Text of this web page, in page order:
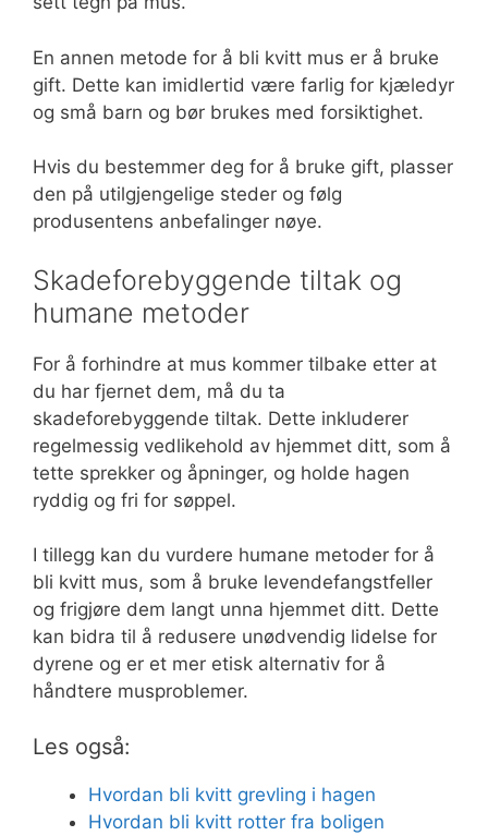
En annen metode for å bli kvitt mus er å bruke
gift. Dette kan imidlertid være farlig for kjæledyr
og små barn og bør brukes med forsiktighet.
Hvis du bestemmer deg for å bruke gift, plasser
den på utilgjengelige steder og følg
produsentens anbefalinger nøye.
Skadeforebyggende tiltak og
humane metoder
For å forhindre at mus kommer tilbake etter at
du har fjernet dem, må du ta
skadeforebyggende tiltak. Dette inkluderer
regelmessig vedlikehold av hjemmet ditt, som å
tette sprekker og åpninger, og holde hagen
ryddig og fri for søppel.
I tillegg kan du vurdere humane metoder for å
bli kvitt mus, som å bruke levendefangstfeller
og frigjøre dem langt unna hjemmet ditt. Dette
kan bidra til å redusere unødvendig lidelse for
dyrene og er et mer etisk alternativ for å
håndtere musproblemer.
Les også:
Hvordan bli kvitt grevling i hagen
Hvordan bli kvitt rotter fra boligen